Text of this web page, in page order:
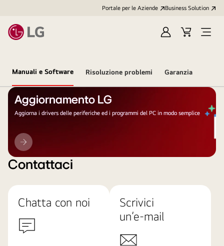
Portale per le Aziende Business Solution
AccediCart
Open
Manuali e Software Risoluzione problemi Garanzia
Aggiornamento LG
Aggiorna i drivers delle periferiche ed i programmi del PC in modo semplice
Aggiornamento
LG
Contattaci
Chatta con noi
Scrivici
un’e-mail